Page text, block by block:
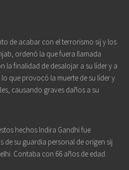
de acabar con el terrorismo sij y los
ordenó la que fuera llamada
la finalidad de desalojar a su líder y a
que provocó la muerte de su líder y
causando graves daños a su
hechos Indira Gandhi fue
de su guardia personal de origen sij
Contaba con 66 años de edad.